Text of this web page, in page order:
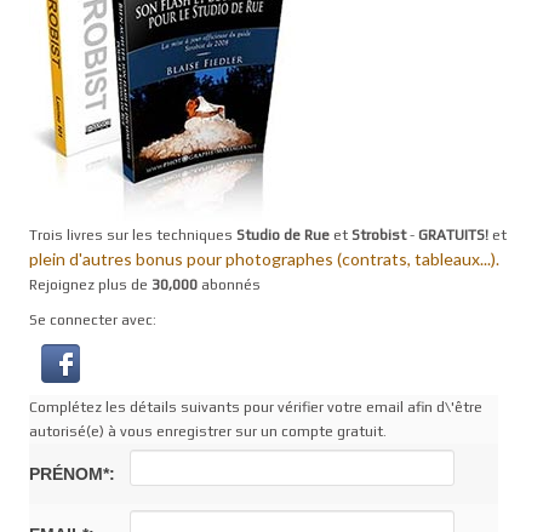
Trois livres sur les techniques Studio de Rue et Strobist- GRATUITS! et
plein d'autres bonus pour photographes (contrats, tableaux...).
Rejoignez plus de 30,000 abonnés
Se connecter avec:
Complétez les détails suivants pour vérifier votre email afin d\'être
autorisé(e) à vous enregistrer sur un compte gratuit.
PRÉNOM*: